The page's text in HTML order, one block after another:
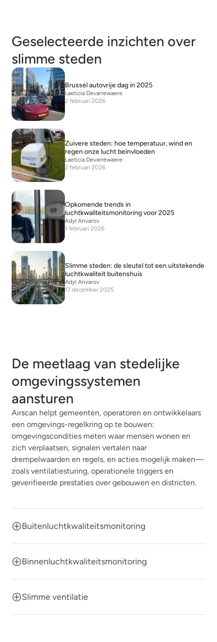
Geselecteerde inzichten over
slimme steden
Brussel autovrije dag in 2025
Laeticia Devarrewaere
2 februari 2026
Zuivere steden: hoe temperatuur, wind en
regen onze lucht beïnvloeden
Laeticia Devarrewaere
2 februari 2026
Opkomende trends in
luchtkwaliteitsmonitoring voor 2025
Adyl Anvarov
1 februari 2026
Slimme steden: de sleutel tot een uitstekende
luchtkwaliteit buitenshuis
Adyl Anvarov
17 december 2025
De meetlaag van stedelijke
omgevingssystemen
aansturen
Airscan helpt gemeenten, operatoren en ontwikkelaars
een omgevings-regelkring op te bouwen:
omgevingscondities meten waar mensen wonen en
zich verplaatsen, signalen vertalen naar
drempelwaarden en regels, en acties mogelijk maken—
zoals ventilatiesturing, operationele triggers en
geverifieerde prestaties over gebouwen en districten.
Buitenluchtkwaliteitsmonitoring
Binnenluchtkwaliteitsmonitoring
Slimme ventilatie